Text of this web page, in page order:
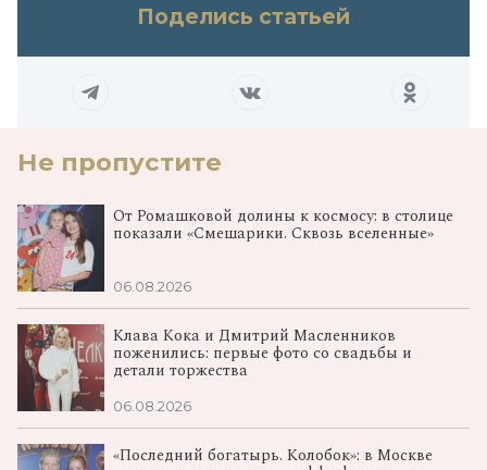
Поделись статьей
Не пропустите
От Ромашковой долины к космосу: в столице
показали «Смешарики. Сквозь вселенные»
06.08.2026
Клава Кока и Дмитрий Масленников
поженились: первые фото со свадьбы и
детали торжества
06.08.2026
«Последний богатырь. Колобок»: в Москве